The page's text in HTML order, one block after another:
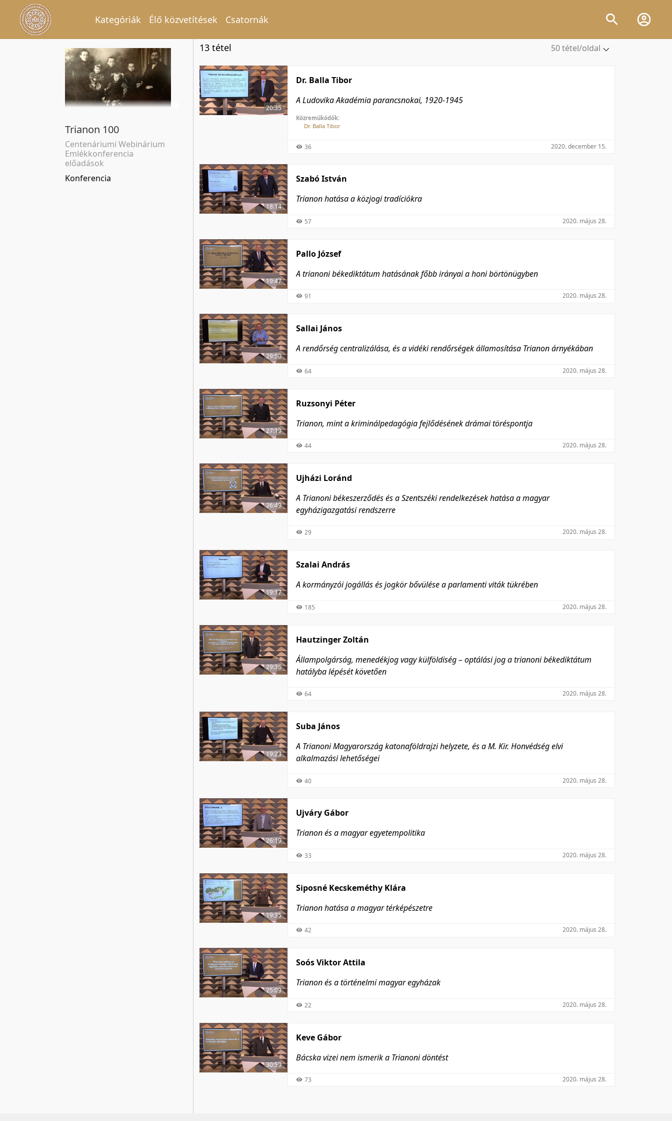
Kategóriák Élő közvetítések Csatornák
Trianon 100
Centenáriumi Webinárium
Emlékkonferencia
előadások
Konferencia
13 tétel
50 tétel/oldal
20:35
Dr. Balla Tibor
A Ludovika Akadémia parancsnokai, 1920-1945
Közreműködők:
Dr. Balla Tibor
36 2020. december 15.
18:14
Szabó István
Trianon hatása a közjogi tradíciókra
57 2020. május 28.
19:47
Pallo József
A trianoni békediktátum hatásának főbb irányai a honi börtönügyben
91 2020. május 28.
29:50
Sallai János
A rendőrség centralizálása, és a vidéki rendőrségek államosítása Trianon árnyékában
64 2020. május 28.
27:19
Ruzsonyi Péter
Trianon, mint a kriminálpedagógia fejlődésének drámai töréspontja
44 2020. május 28.
26:49
Ujházi Loránd
A Trianoni békeszerződés és a Szentszéki rendelkezések hatása a magyar
egyházigazgatási rendszerre
29 2020. május 28.
19:17
Szalai András
A kormányzói jogállás és jogkör bővülése a parlamenti viták tükrében
185 2020. május 28.
29:36
Hautzinger Zoltán
Állampolgárság, menedékjog vagy külföldiség – optálási jog a trianoni békediktátum
hatályba lépését követően
64 2020. május 28.
19:23
Suba János
A Trianoni Magyarország katonaföldrajzi helyzete, és a M. Kir. Honvédség elvi
alkalmazási lehetőségei
40 2020. május 28.
26:19
Ujváry Gábor
Trianon és a magyar egyetempolitika
33 2020. május 28.
19:35
Siposné Kecskeméthy Klára
Trianon hatása a magyar térképészetre
42 2020. május 28.
25:09
Soós Viktor Attila
Trianon és a történelmi magyar egyházak
22 2020. május 28.
30:59
Keve Gábor
Bácska vizei nem ismerik a Trianoni döntést
73 2020. május 28.